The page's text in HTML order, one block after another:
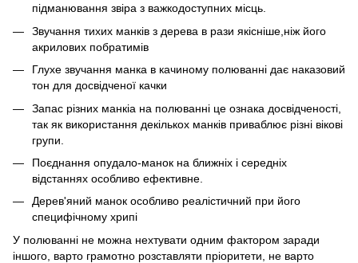
підманювання звіра з важкодоступних місць.
Звучання тихих манків з дерева в рази якісніше,ніж його
акрилових побратимів
Глухе звучання манка в качиному полюванні дає наказовий
тон для досвідченої качки
Запас різних манкіа на полюванні це ознака досвідченості,
так як використання декількох манків приваблює різні вікові
групи.
Поєднання опудало-манок на ближніх і середніх
відстаннях особливо ефективне.
Дерев'яний манок особливо реалістичний при його
специфічному хрипі
У полюванні не можна нехтувати одним фактором заради
іншого, варто грамотно розставляти пріоритети, не варто